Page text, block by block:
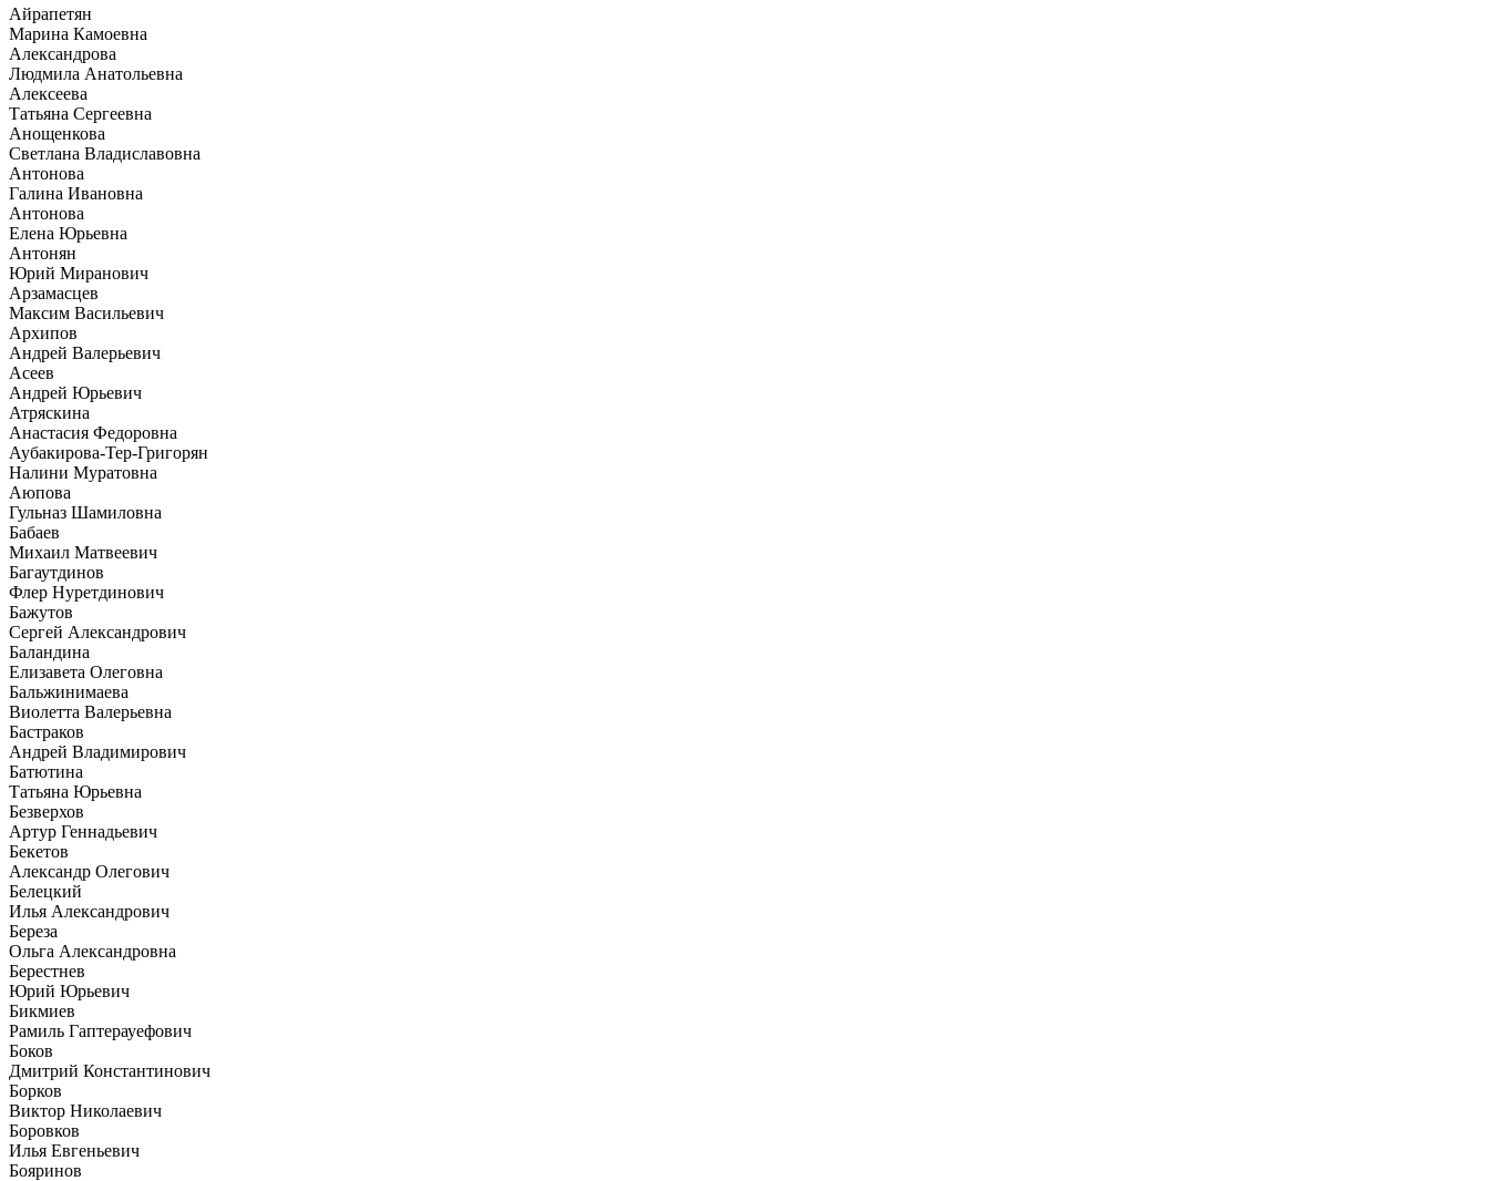
Айрапетян
Марина Камоевна
Александрова
Людмила Анатольевна
Алексеева
Татьяна Сергеевна
Анощенкова
Светлана Владиславовна
Антонова
Галина Ивановна
Антонова
Елена Юрьевна
Антонян
Юрий Миранович
Арзамасцев
Максим Васильевич
Архипов
Андрей Валерьевич
Асеев
Андрей Юрьевич
Атряскина
Анастасия Федоровна
Аубакирова-Тер-Григорян
Налини Муратовна
Аюпова
Гульназ Шамиловна
Бабаев
Михаил Матвеевич
Багаутдинов
Флер Нуретдинович
Бажутов
Сергей Александрович
Баландина
Елизавета Олеговна
Бальжинимаева
Виолетта Валерьевна
Бастраков
Андрей Владимирович
Батютина
Татьяна Юрьевна
Безверхов
Артур Геннадьевич
Бекетов
Александр Олегович
Белецкий
Илья Александрович
Береза
Ольга Александровна
Берестнев
Юрий Юрьевич
Бикмиев
Рамиль Гаптерауефович
Боков
Дмитрий Константинович
Борков
Виктор Николаевич
Боровков
Илья Евгеньевич
Бояринов